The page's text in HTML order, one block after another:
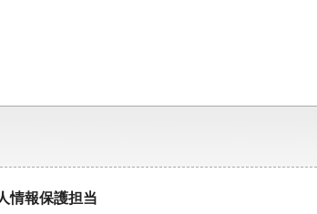
情報保護担当